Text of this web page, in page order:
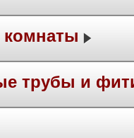
трубы и